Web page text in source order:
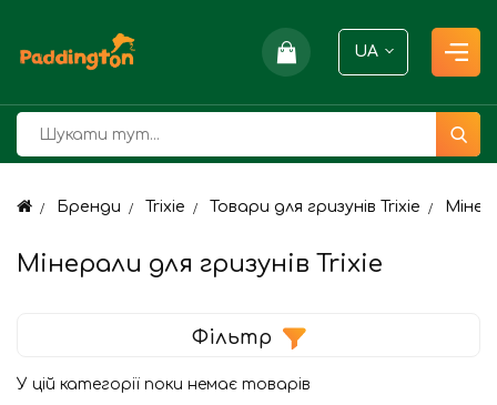
UA
Бренди Trixie Товари для гризунів Trixie
Мінерали для гризунів Trixie
Фільтр
У цій категорії поки немає товарів